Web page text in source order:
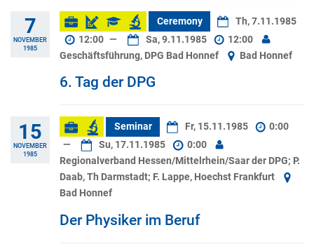
7
NOVEMBER
1985
Ceremony
Th, 7.11.1985
12:00 — Sa, 9.11.1985
12:00
Geschäftsführung, DPG Bad Honnef
Bad Honnef
6. Tag der DPG
15
NOVEMBER
1985
Seminar Fr, 15.11.1985
0:00
—
Su, 17.11.1985
0:00
Regionalverband Hessen/Mittelrhein/Saar der DPG; P.
Daab, Th Darmstadt; F. Lappe, Hoechst Frankfurt
Bad Honnef
Der Physiker im Beruf